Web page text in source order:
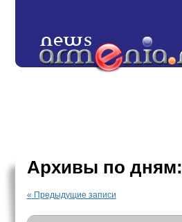
Архивы по дням:
« Предыдущие записи